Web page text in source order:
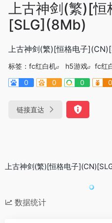
上古神剑(繁)[
[SLG](8Mb)
上古神剑(繁)[恒格电子
标签： fc红白机 h5游戏 fc红
0
0 0 0
链接直达
上古神剑(繁)[恒格电子
数据统计